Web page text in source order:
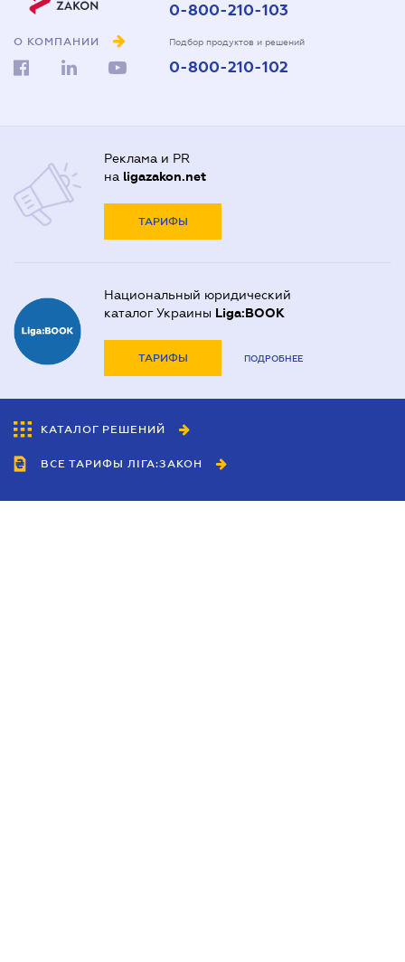
О КОМПАНИИ
0-800-210-103
Подбор продуктов и решений
0-800-210-102
Реклама и PR
на ligazakon.net
ТАРИФЫ
Национальный юридический
каталог Украины Liga:BOOK
ТАРИФЫ ПОДРОБНЕЕ
КАТАЛОГ РЕШЕНИЙ
ВСЕ ТАРИФЫ ЛІГА:ЗАКОН